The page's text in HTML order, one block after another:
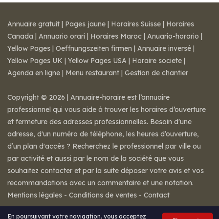
En poursuivant votre navigation, vous acceptez
Annuaire gratuit | Pages jaune | Horaires Suisse | Horaires
Canada | Annuario orari | Horaires Maroc | Anuario-horario |
Yellow Pages | Oeffnungszeiten firmen | Annuaire inversé |
Yellow Pages UK | Yellow Pages USA | Horaire societe |
Agenda en ligne | Menu restaurant | Gestion de chantier
Copyright © 2026 | Annuaire-horaire est l’annuaire
professionnel qui vous aide à trouver les horaires d’ouverture
et fermeture des adresses professionnelles. Besoin d'une
adresse, d'un numéro de téléphone, les heures d’ouverture,
d’un plan d'accès ? Recherchez le professionnel par ville ou
par activité et aussi par le nom de la société que vous
souhaitez contacter et par la suite déposer votre avis et vos
recommandations avec un commentaire et une notation.
Mentions légales - Conditions de ventes - Contact